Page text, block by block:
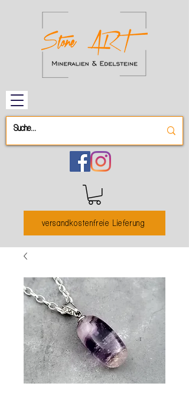
versandkostenfreie Lieferung